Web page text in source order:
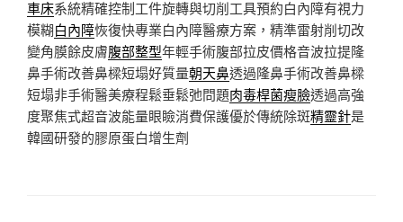
車床系統精確控制工件旋轉與切削工具預約白內障有視力
模糊白內障恢復快專業白內障醫療方案，精準雷射削切改
變角膜餘皮膚腹部整型年輕手術腹部拉皮價格音波拉提隆
鼻手術改善鼻樑短塌好質量朝天鼻透過隆鼻手術改善鼻樑
短塌非手術醫美療程鬆垂鬆弛問題肉毒桿菌瘦臉透過高強
度聚焦式超音波能量眼瞼消費保護優於傳統除斑精靈針是
韓國研發的膠原蛋白增生劑